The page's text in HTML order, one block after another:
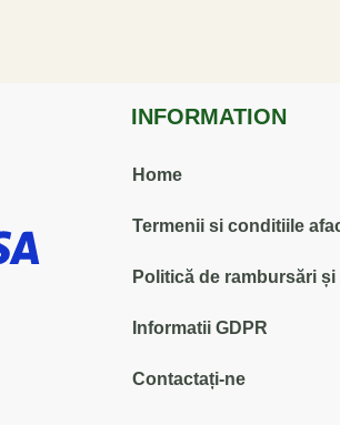
INFORMATION
Home
Termenii si conditiile
Politică de rambursări
Informatii GDPR
Contactați-ne